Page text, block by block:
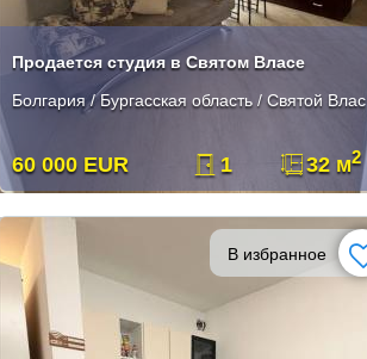
Продается студия в Святом Власе
Болгария / Бургасская область / Святой Влас
60 000 EUR 1 32 м2
В избранное